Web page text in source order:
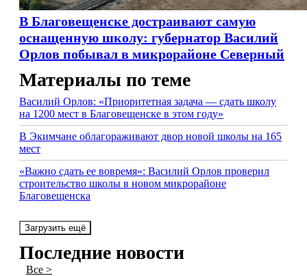
В Благовещенске достраивают самую
оснащенную школу: губернатор Василий
Орлов побывал в микрорайоне Северный
Материалы по теме
Василий Орлов: «Приоритетная задача — сдать школу
на 1200 мест в Благовещенске в этом году»
В Экимчане облагораживают двор новой школы на 165
мест
«Важно сдать ее вовремя»: Василий Орлов проверил
строительство школы в новом микрорайоне
Благовещенска
Загрузить ещё
Последние новости
Все >